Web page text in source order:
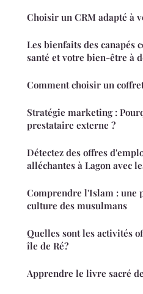
Choisir un CRM adapté à
Les bienfaits des canapés
santé et votre bien-être à
Comment choisir un
Stratégie marketing :
prestataire externe ?
Détectez des offres
alléchantes à Lagon avec
Comprendre l'Islam : une
culture des musulmans
Quelles sont les activités
île de Ré?
Apprendre le livre sacré